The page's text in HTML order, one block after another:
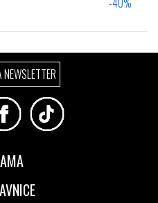
Izaberi željeni broj:
41
43
46